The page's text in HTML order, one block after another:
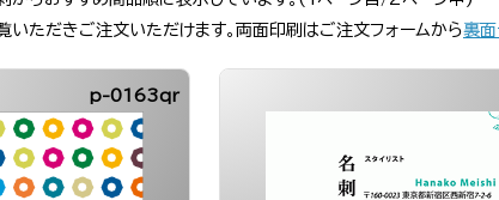
いただきご注文いただけます。両面印刷はご注文フォームから裏面
p-0163qr